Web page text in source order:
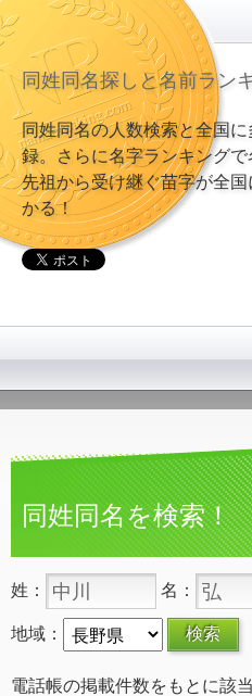
同姓同名探しと名前ラン
同姓同名の人数検索と全国
録。さらに名字ランキングで
先祖から受け継ぐ苗字が全
かる！
同姓同名を検索！
姓： 名：
地域：
電話帳の掲載件数をもとに該